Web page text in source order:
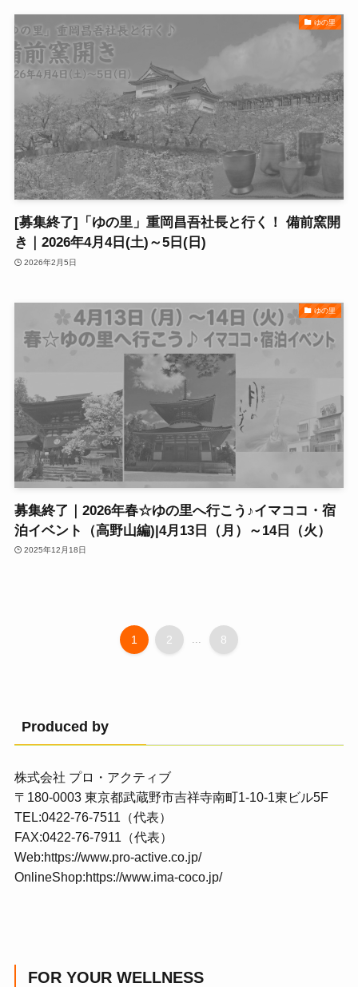
ゆの里
[募集終了]「ゆの里」重岡昌吾社長と行く！ 備前窯開
き｜2026年4月4日(土)～5日(日)
2026年2月5日
ゆの里
募集終了｜2026年春☆ゆの里へ行こう♪イマココ・宿
泊イベント（高野山編)|4月13日（月）～14日（火）
2025年12月18日
1 2 8
Produced by
株式会社 プロ・アクティブ
〒180-0003 東京都武蔵野市吉祥寺南町1-10-1東ビル5F
TEL:0422-76-7511（代表）
FAX:0422-76-7911（代表）
Web:https://www.pro-active.co.jp/
OnlineShop:https://www.ima-coco.jp/
FOR YOUR WELLNESS